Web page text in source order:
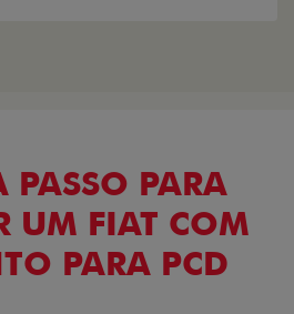
PASSO PARA
UM FIAT COM
PARA PCD